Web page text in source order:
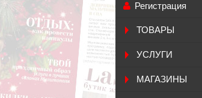
Регистрация
ТОВАРЫ
УСЛУГИ
МАГАЗИНЫ